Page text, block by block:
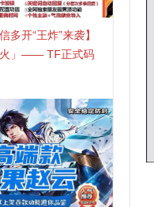
多开“王炸”来袭】
火」—— TF正式码
包，7天退换，安全